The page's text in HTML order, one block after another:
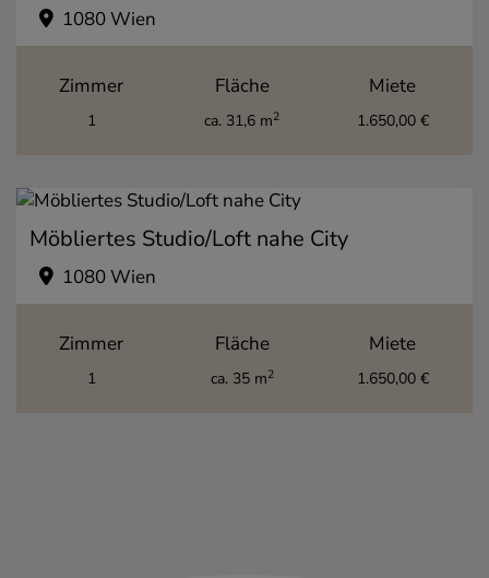
1080 Wien
Zimmer
1
Fläche
ca. 31,6 m2
Miete
1.650,00 €
Möbliertes Studio/Loft nahe City
1080 Wien
Zimmer
1
Fläche
ca. 35 m2
Miete
1.650,00 €